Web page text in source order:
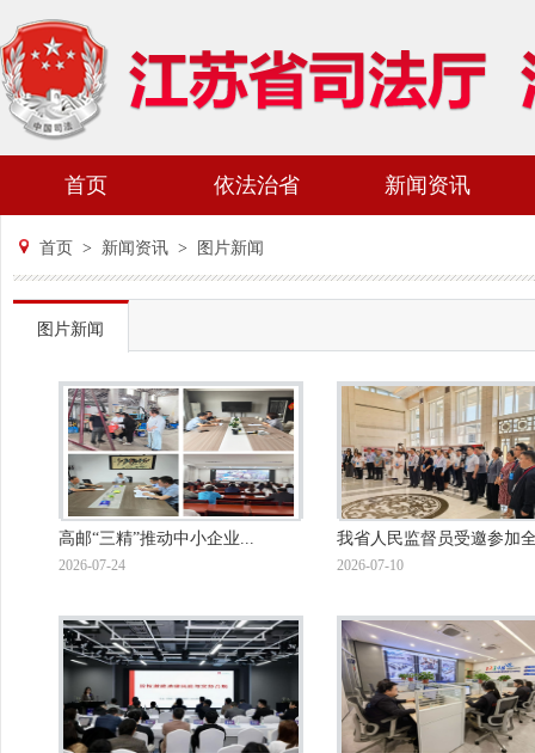
首页 依法治省 新闻资讯
首页 > 新闻资讯 > 图片新闻
图片新闻
高邮“三精”推动中小企业...
2026-07-24
我省人民监督员受邀参加
2026-07-10